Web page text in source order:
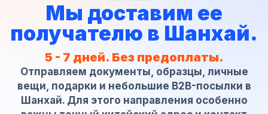
Мы доставим ее
получателю в Шанхай.
5 - 7 дней. Без предоплаты.
Отправляем документы, образцы, личные
вещи, подарки и небольшие B2B-посылки в
Шанхай. Для этого направления особенно